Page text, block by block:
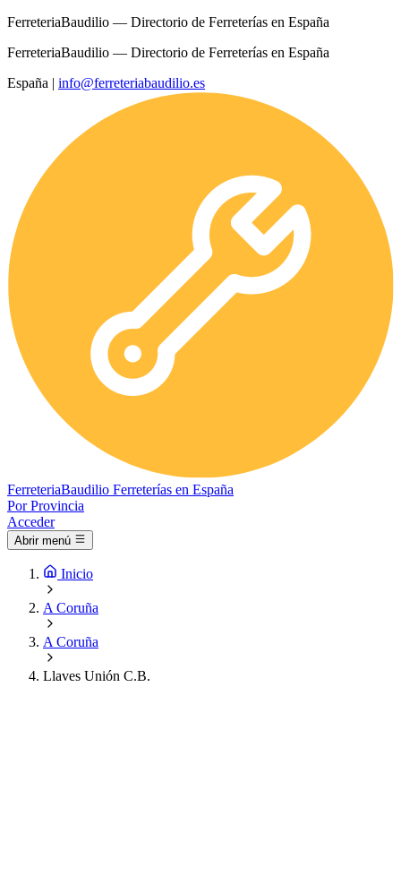
FerreteriaBaudilio — Directorio de Ferreterías en España
FerreteriaBaudilio — Directorio de Ferreterías en España
España | info@ferreteriabaudilio.es
FerreteriaBaudilio Ferreterías en España
Por Provincia
Acceder
Abrir menú
Inicio
A Coruña
A Coruña
Llaves Unión C.B.